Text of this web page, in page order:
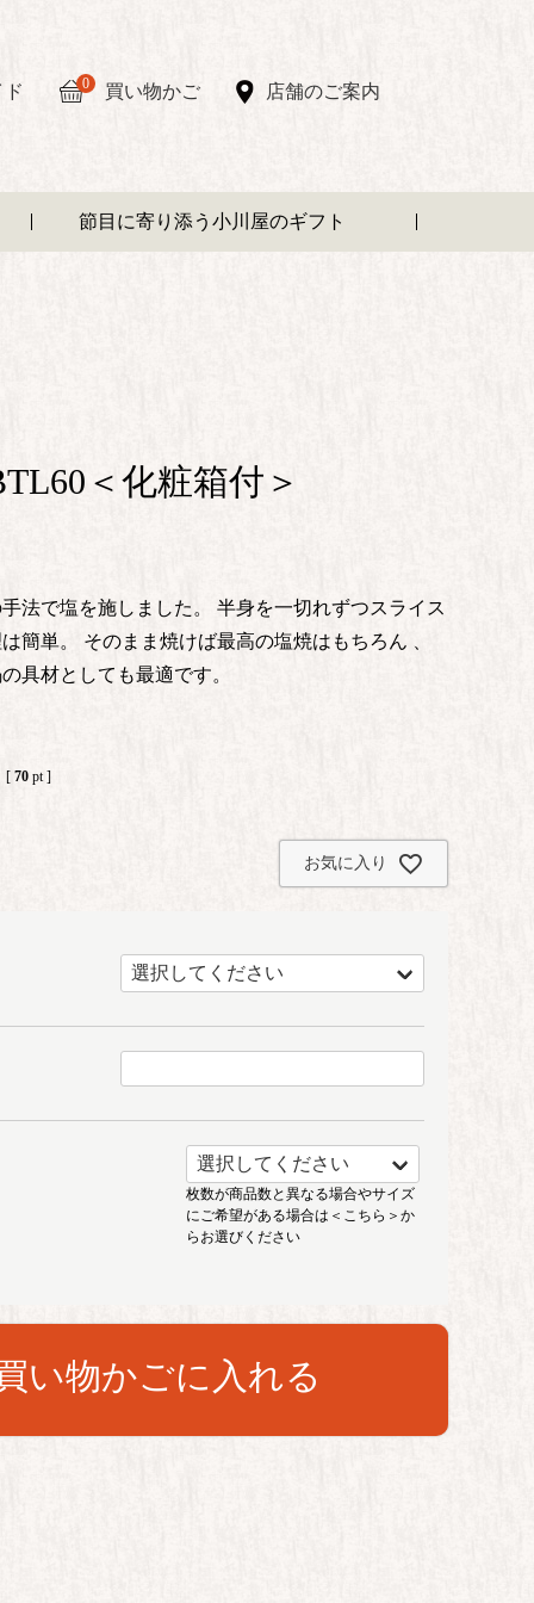
0 買い物かご 店舗のご案内
節目に寄り添う小川屋のギフト
＜化粧箱付＞
法で塩を施しました。 半身を一切れずつスライス
簡単。 そのまま焼けば最高の塩焼はもちろん 、
具材としても最適です。
[ 70 pt ]
お気に入り
い物かごに入れる
枚数が商品数と異なる場合やサイズ
にご希望がある場合は ＜こちら＞ か
らお選びください